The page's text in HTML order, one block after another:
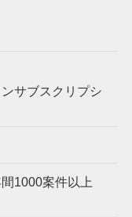
サブスクリプシ
1000案件以上